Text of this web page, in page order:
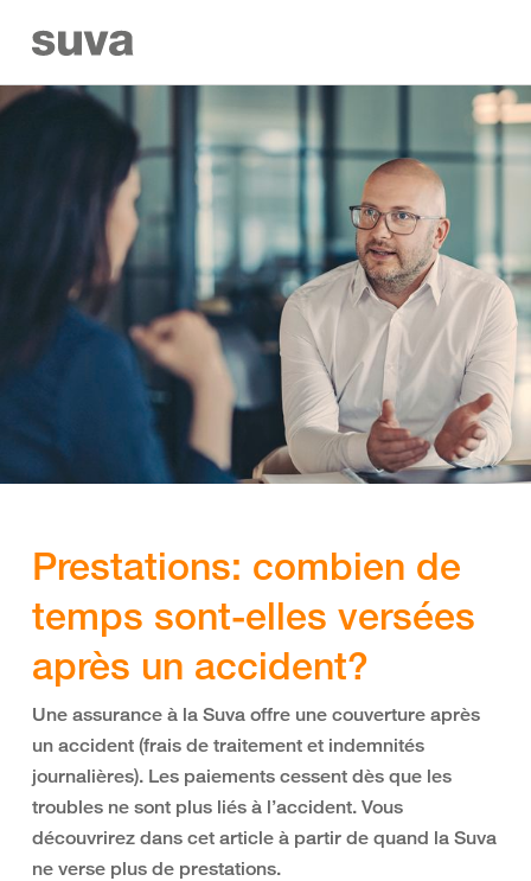
Prestations: combien de
temps sont-elles versées
après un accident?
Une assurance à la Suva offre une couverture après
un accident (frais de traitement et indemnités
journalières). Les paiements cessent dès que les
troubles ne sont plus liés à l’accident. Vous
découvrirez dans cet article à partir de quand la Suva
ne verse plus de prestations.